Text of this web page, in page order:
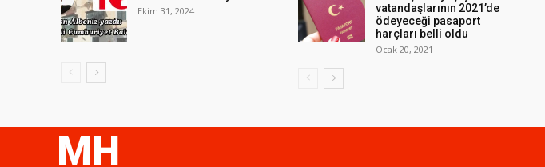
Ekim 31, 2024
vatandaşlarının 2021’de
ödeyeceği pasaport
harçları belli oldu
Ocak 20, 2021
MH